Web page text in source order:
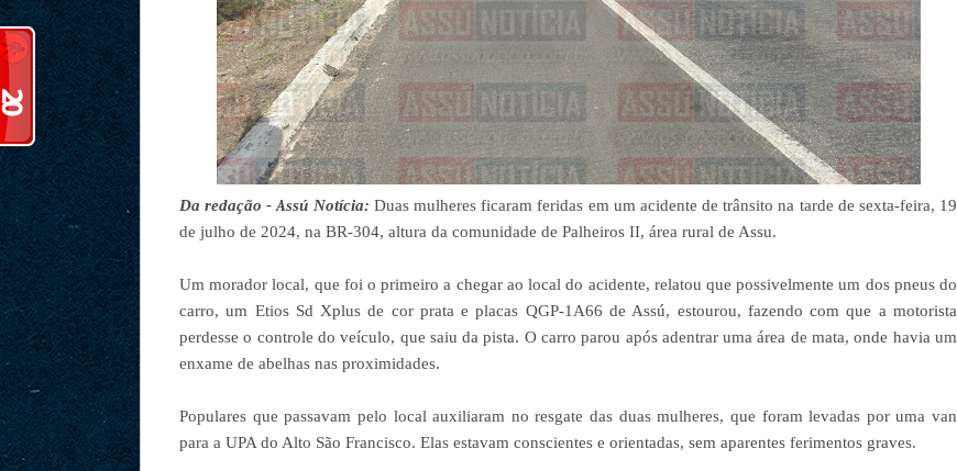
Da redação - Assú Notícia: Duas mulheres ficaram feridas em um acidente de trânsito na tarde de sexta-feira, 19
de julho de 2024, na BR-304, altura da comunidade de Palheiros II, área rural de Assu.
Um morador local, que foi o primeiro a chegar ao local do acidente, relatou que possivelmente um dos pneus do
carro, um Etios Sd Xplus de cor prata e placas QGP-1A66 de Assú, estourou, fazendo com que a motorista
perdesse o controle do veículo, que saiu da pista. O carro parou após adentrar uma área de mata, onde havia um
enxame de abelhas nas proximidades.
Populares que passavam pelo local auxiliaram no resgate das duas mulheres, que foram levadas por uma van
para a UPA do Alto São Francisco. Elas estavam conscientes e orientadas, sem aparentes ferimentos graves.